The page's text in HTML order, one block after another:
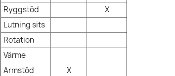
Ryggstöd
X
Lutning sits
Rotation
Värme
Armstöd
X